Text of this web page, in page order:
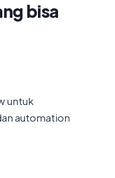
bisa
untuk
automation